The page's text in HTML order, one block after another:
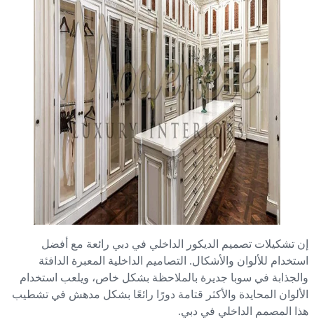
تشكيلات تصميم الديكور الداخلي في دبي رائعة مع أفضل
للألوان والأشكال. التصاميم الداخلية المعبرة الدافئة
في سوبا جديرة بالملاحظة بشكل خاص، ويلعب استخدام
المحايدة والأكثر قتامة دورًا رائعًا بشكل مدهش في تشطيب
المصمم الداخلي في دبي.